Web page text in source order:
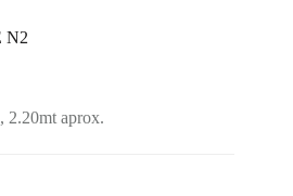
N2
2.20mt aprox.